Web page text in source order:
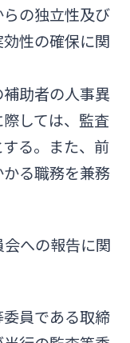
の独立性及び
性の確保に関
助者の人事異
しては、監査
る。また、前
る職務を兼務
への報告に関
委員である取締